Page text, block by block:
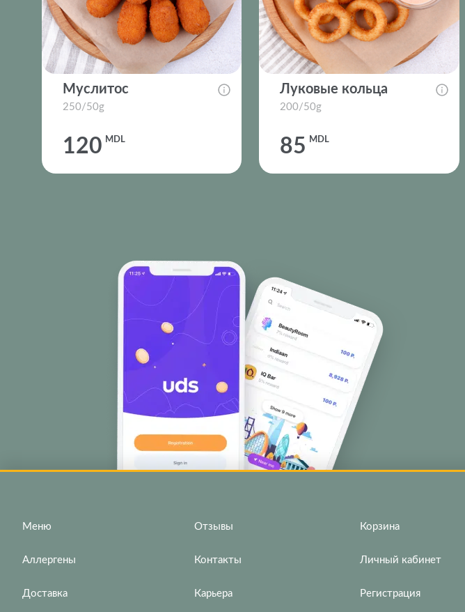
Муслитос
250/50g
120 MDL
Луковые кольца
200/50g
85 MDL
Меню
Аллергены
Доставка
Отзывы
Контакты
Карьера
Корзина
Личный кабинет
Регистрация